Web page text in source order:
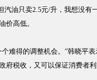
汽油只卖2.5元/升，我想没有
价高低。
得的调整机会。”韩晓平表
府税收，又可以保证消费者